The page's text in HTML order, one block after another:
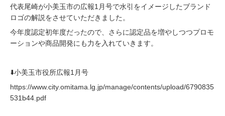
代表尾崎が小美玉市の広報1月号で水引をイメージしたブランド
ロゴの解説をさせていただきました。
今年度認定初年度だったので、さらに認定品を増やしつつプロモ
ーションや商品開発にも力を入れていきます。
⬇️小美玉市役所広報1月号
https://www.city.omitama.lg.jp/manage/contents/upload/6790835
531b44.pdf